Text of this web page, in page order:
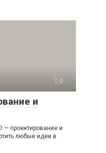
0
и
— проектирование и
любые идеи в